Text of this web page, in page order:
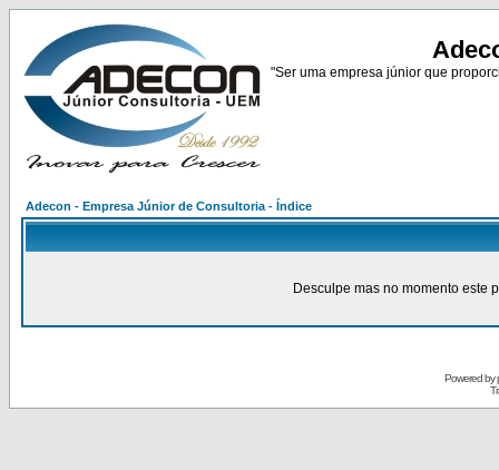
"Ser uma empresa júnior que
Adecon - Empresa Júnior de Consultoria - Índice
Desculpe mas no momento este
Powered by